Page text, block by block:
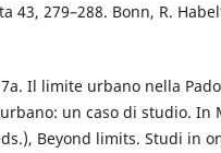
43, 279–288. Bonn, R.
Il limite urbano nella
un caso di studio. In
Beyond limits. Studi in